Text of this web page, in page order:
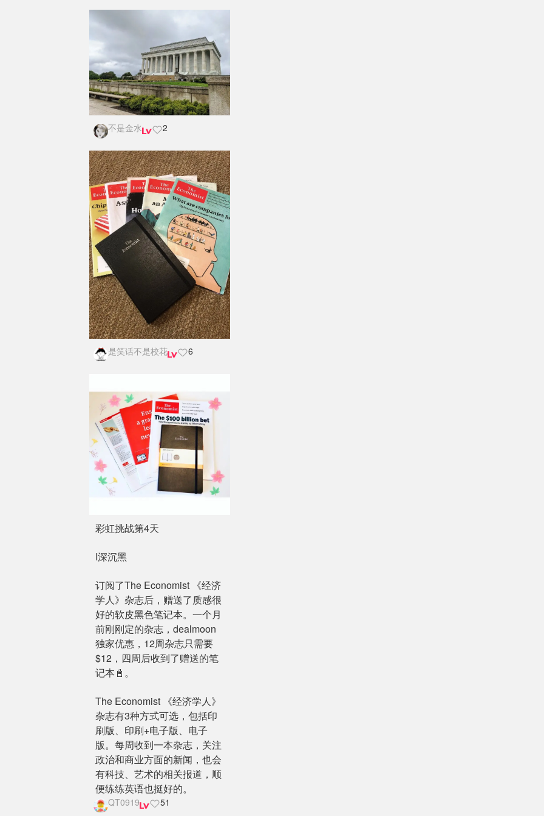
不是金水 2
是笑话不是校花 6
彩虹挑战第4天
I深沉黑
订阅了The Economist 《经济
学人》杂志后，赠送了质感很
好的软皮黑色笔记本。一个月
前刚刚定的杂志，dealmoon
独家优惠，12周杂志只需要
$12，四周后收到了赠送的笔
记本📓。
The Economist 《经济学人》
杂志有3种方式可选，包括印
刷版、印刷+电子版、电子
版。每周收到一本杂志，关注
政治和商业方面的新闻，也会
有科技、艺术的相关报道，顺
便练练英语也挺好的。
QT0919 51